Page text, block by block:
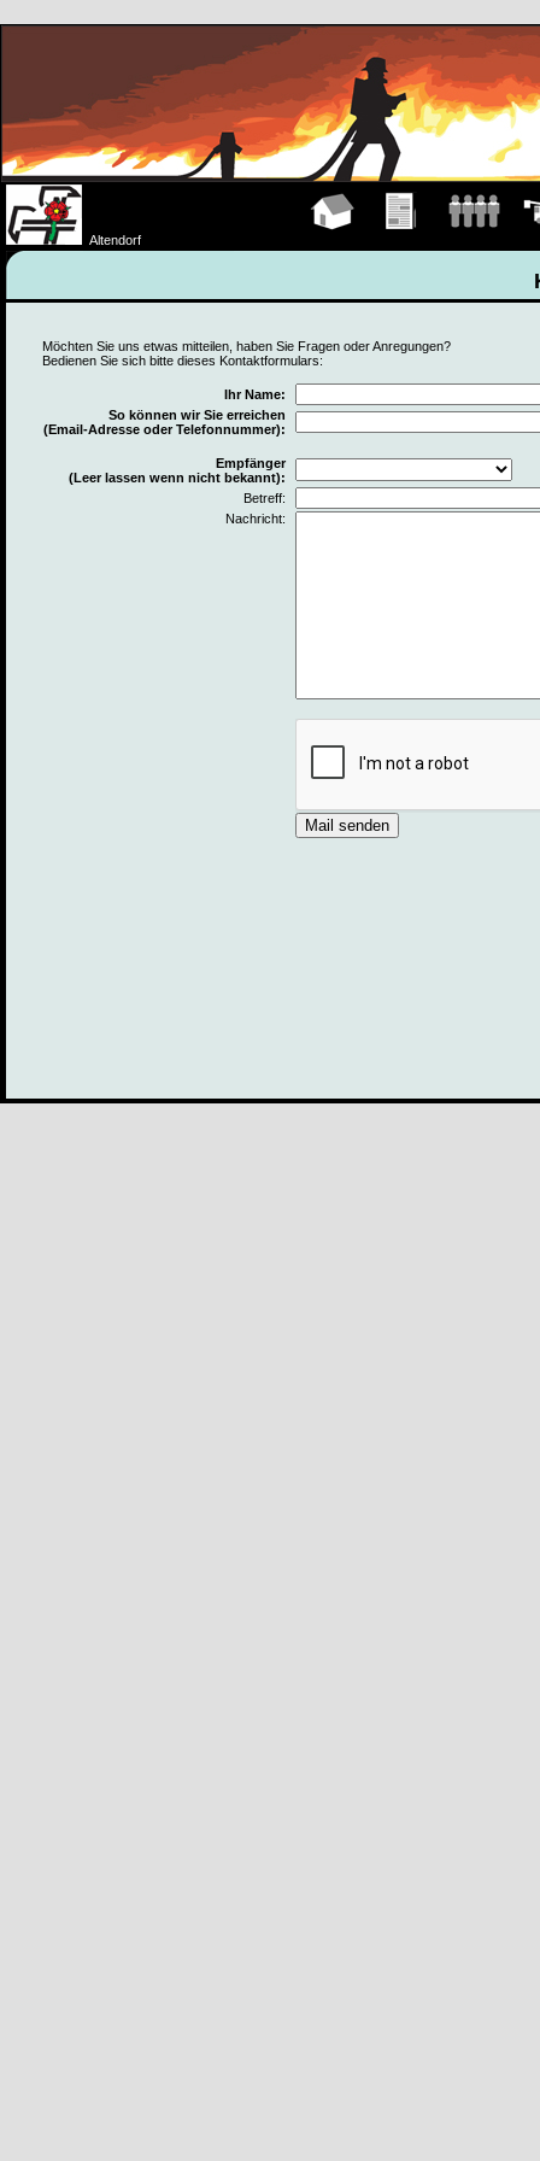
Altendorf
Möchten Sie uns etwas mitteilen, haben Sie Fragen oder Anregungen?
Bedienen Sie sich bitte dieses Kontaktformulars:
Ihr Name:
So können wir Sie erreichen
(Email-Adresse oder Telefonnummer):
Empfänger
(Leer lassen wenn nicht bekannt):
Betreff:
Nachricht: